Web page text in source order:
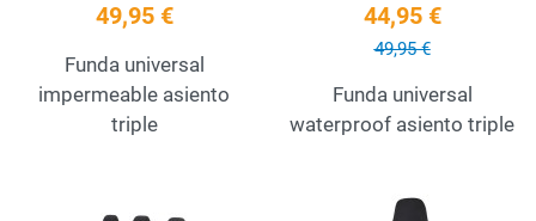
49,95 €
Funda universal
impermeable asiento
triple
44,95 €
49,95 €
Funda universal
waterproof asiento triple